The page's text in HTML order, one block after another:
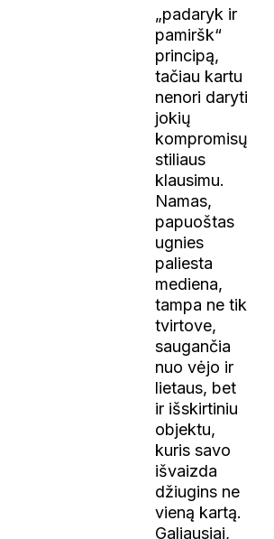
„padaryk ir
pamiršk“
principą,
tačiau kartu
nenori daryti
jokių
kompromisų
stiliaus
klausimu.
Namas,
papuoštas
ugnies
paliesta
mediena,
tampa ne tik
tvirtove,
saugančia
nuo vėjo ir
lietaus, bet
ir išskirtiniu
objektu,
kuris savo
išvaizda
džiugins ne
vieną kartą.
Galiausiai,